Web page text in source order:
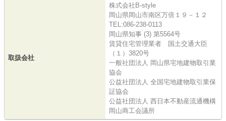
取扱会社
株式会社B-style
岡山県岡山市南区万倍１９－１２
TEL:086-238-0113
岡山県知事 (3) 第5564号
賃貸住宅管理業者 国土交通大臣
（１）3820号
一般社団法人 岡山県宅地建物取引業
協会
公益社団法人 全国宅地建物取引業保
証協会
公益社団法人 西日本不動産流通機構
岡山商工会議所